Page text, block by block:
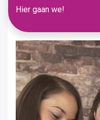
Hier gaan we!